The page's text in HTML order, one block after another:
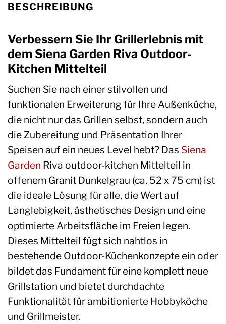
BESCHREIBUNG
Verbessern Sie Ihr Grillerlebnis mit
dem Siena Garden Riva Outdoor-
Kitchen Mittelteil
Suchen Sie nach einer stilvollen und
funktionalen Erweiterung für Ihre Außenküche,
die nicht nur das Grillen selbst, sondern auch
die Zubereitung und Präsentation Ihrer
Speisen auf ein neues Level hebt? Das Siena
Garden Riva outdoor-kitchen Mittelteil in
offenem Granit Dunkelgrau (ca. 52 x 75 cm) ist
die ideale Lösung für alle, die Wert auf
Langlebigkeit, ästhetisches Design und eine
optimierte Arbeitsfläche im Freien legen.
Dieses Mittelteil fügt sich nahtlos in
bestehende Outdoor-Küchenkonzepte ein oder
bildet das Fundament für eine komplett neue
Grillstation und bietet durchdachte
Funktionalität für ambitionierte Hobbyköche
und Grillmeister.